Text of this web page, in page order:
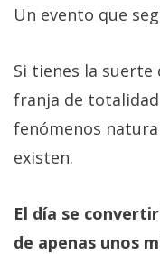
Un evento que
Si tienes la
franja de
fenómenos
existen.
El día se
de apenas unos